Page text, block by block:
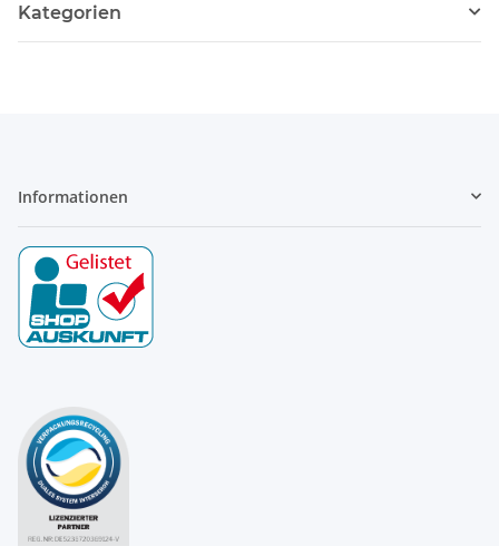
Kategorien
Informationen